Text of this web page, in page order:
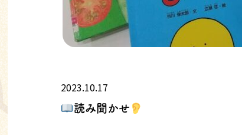
2023.10.17
読み聞かせ